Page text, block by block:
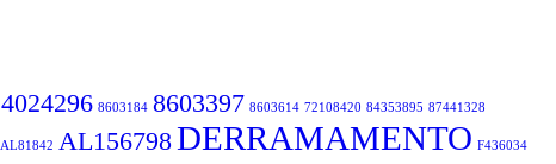
4024296 8603184 8603397 8603614 72108420 84353895 87441328
AL81842 AL156798DERRAMAMENTO F436034